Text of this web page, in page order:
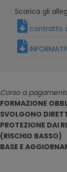
Scarica gli
contratto
Corso a
FORMAZIONE
SVOLGONO
PROTEZIONE DAI
(RISCHIO BASSO)
BASE E